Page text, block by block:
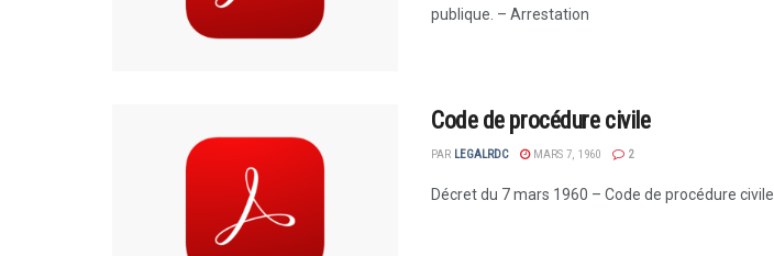
publique. – Arrestation
Code de procédure civile
PAR LEGALRDC MARS 7, 1960 2
Décret du 7 mars 1960 – Code de procédure civile